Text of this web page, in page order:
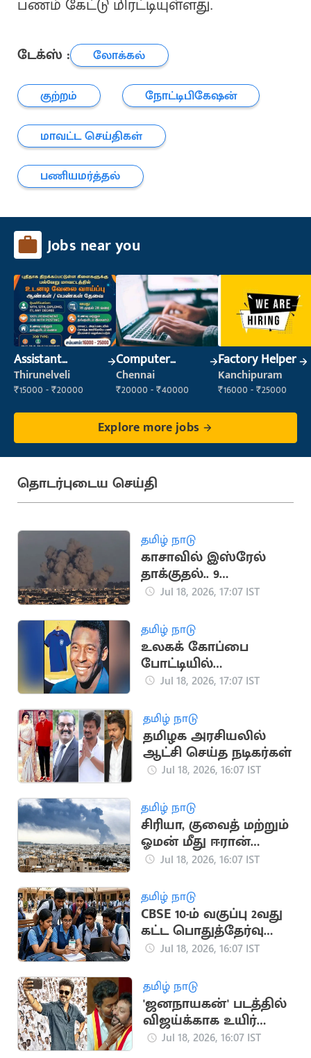
பணம் கேட்டு மிரட்டியுள்ளது.
டேக்ஸ் :
லோக்கல்
குற்றம்
நோட்டிபிகேஷன்
மாவட்ட செய்திகள்
பணியமர்த்தல்
Jobs near you
Assistant
Manager
Thirunelveli
₹15000 - ₹20000
Computer
Operator
Chennai
₹20000 - ₹40000
Factory Helper
Kanchipuram
₹16000 - ₹25000
Explore more jobs
தொடர்புடைய செய்தி
தமிழ் நாடு
காசாவில் இஸ்ரேல்
தாக்குதல்.. 9
பாலஸ்தீனர்கள்
Jul 18, 2026, 17:07 IST
தமிழ் நாடு
உலகக் கோப்பை
போட்டியில்
பயன்படுத்திய பீலே
ஏலம்
Jul 18, 2026, 17:07 IST
தமிழ் நாடு
தமிழக அரசியலில்
ஆட்சி செய்த நடிகர்கள்
Jul 18, 2026, 16:07 IST
தமிழ் நாடு
சிரியா, குவைத் மற்றும்
ஓமன் மீது ஈரான்
பதிலடி தாக்குதல்
Jul 18, 2026, 16:07 IST
தமிழ் நாடு
CBSE 10-ம் வகுப்பு 2வது
கட்ட பொதுத்தேர்வு
முடிவுகள்
Jul 18, 2026, 16:07 IST
தமிழ் நாடு
'ஜனநாயகன்' படத்தில்
விஜய்க்காக உயிர்
கொடுக்கும் நண்பன்
Jul 18, 2026, 16:07 IST